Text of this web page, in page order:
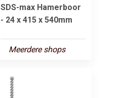
SDS-max Hamerboor
- 24 x 415 x 540mm
Meerdere shops